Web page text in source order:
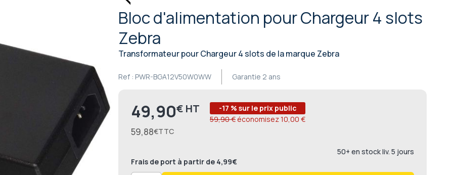
Bloc d'alimentation pour Chargeur 4 slots
Zebra
Transformateur pour Chargeur 4 slots de la marque Zebra
Garantie 2 ans
Ref : PWR-BGA12V50W0WW
Prix
49,90€
59,88€
-17 % sur le prix public
59,90 € économisez10,00 €
50+ en stock liv. 5 jours
Frais de port à partir de 4,99€